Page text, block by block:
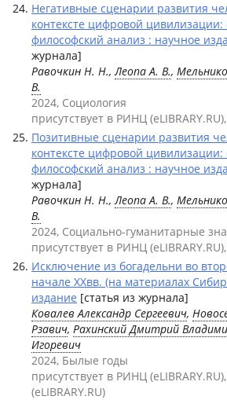
Негативные сценарии развития
контексте цифровой цивилизации:
философский анализ : научное
журнала]
Равочкин Н. Н.,Леопа А. В.,
В.
2024, Социология
присутствует в РИНЦ
Позитивные сценарии развития
контексте цифровой цивилизации:
философский анализ : научное
журнала]
Равочкин Н. Н.,Леопа А. В.,
В.
2024, Социально-гуманитарные
присутствует в РИНЦ
Исключение из богадельни во
начале XXвв. (на материалах
издание [статья из журнала]
Ковалев Александр Сергеевич,
Рзавич, Рахинский Дмитрий
Игоревич
2024, Былые годы
присутствует в РИНЦ
(eLIBRARY.RU)